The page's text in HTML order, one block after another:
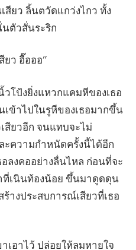
สียว ลิ้นตวัดแกว่งไกว ทั้ง
นตัวสั่นระริก
ยว อื๊อออ”
วโป้งยิ่งแหวกแคมหีของเธอ
ข้าไปในรูหีของเธอมากขึ้น
สียวอีก จนแทบจะไม่
ะความกำหนัดครั้งนี้ได้อีก
ลงคออย่างลื่นไหล ก่อนที่จะ
เนินท้องน้อย ขึ้นมาดูดดุน
างประสบการณ์เสียวที่เธอ
เอาไว้ ปล่อยให้ลมหายใจ